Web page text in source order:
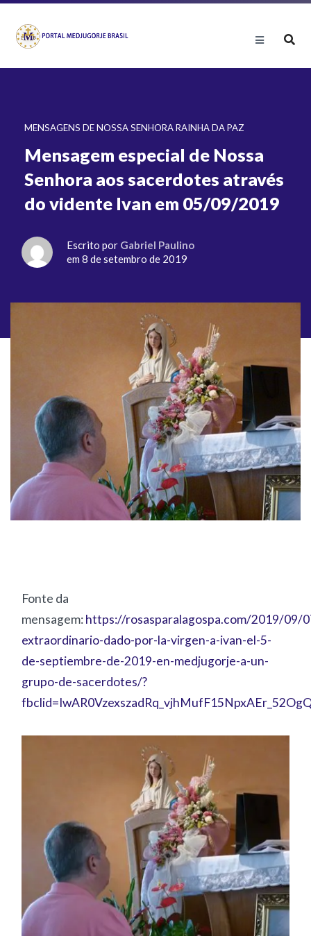
MENSAGENS DE NOSSA SENHORA RAINHA DA PAZ
Mensagem especial de Nossa
Senhora aos sacerdotes através
do vidente Ivan em 05/09/2019
Escrito por Gabriel Paulino
em 8 de setembro de 2019
Fonte da
mensagem:https://rosasparalagospa.com/2019/09/
extraordinario-dado-por-la-virgen-a-ivan-el-5-
de-septiembre-de-2019-en-medjugorje-a-un-
grupo-de-sacerdotes/?